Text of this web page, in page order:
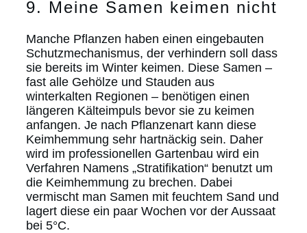
9. Meine Samen keimen nicht
Manche Pflanzen haben einen eingebauten
Schutzmechanismus, der verhindern soll dass
sie bereits im Winter keimen. Diese Samen –
fast alle Gehölze und Stauden aus
winterkalten Regionen – benötigen einen
längeren Kälteimpuls bevor sie zu keimen
anfangen. Je nach Pflanzenart kann diese
Keimhemmung sehr hartnäckig sein. Daher
wird im professionellen Gartenbau wird ein
Verfahren Namens „Stratifikation“ benutzt um
die Keimhemmung zu brechen. Dabei
vermischt man Samen mit feuchtem Sand und
lagert diese ein paar Wochen vor der Aussaat
bei 5°C.